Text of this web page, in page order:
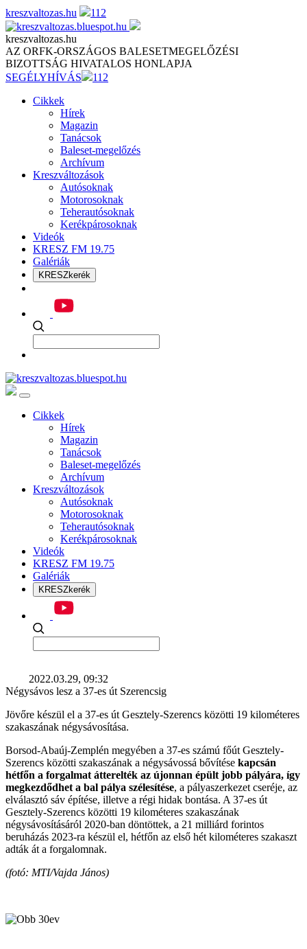
Skip
to
content
kreszvaltozas.hu 112
kreszvaltozas.hu
AZ ORFK-ORSZÁGOS BALESETMEGELŐZÉSI
BIZOTTSÁG HIVATALOS HONLAPJA
SEGÉLYHÍVÁS
112
Cikkek
Hírek
Magazin
Tanácsok
Baleset-megelőzés
Archívum
Kreszváltozások
Autósoknak
Motorosoknak
Teherautósoknak
Kerékpárosoknak
Videók
KRESZ FM 19.75
Galériák
KRESZkerék
Cikkek
Hírek
Magazin
Tanácsok
Baleset-megelőzés
Archívum
Kreszváltozások
Autósoknak
Motorosoknak
Teherautósoknak
Kerékpárosoknak
Videók
KRESZ FM 19.75
Galériák
KRESZkerék
2022.03.29, 09:32
Négysávos lesz a 37-es út Szerencsig
Jövőre készül el a 37-es út Gesztely-Szerencs közötti 19 kilométeres
szakaszának négysávosítása.
Borsod-Abaúj-Zemplén megyében a 37-es számú főút Gesztely-
Szerencs közötti szakaszának a négysávossá bővítése kapcsán
hétfőn a forgalmat átterelték az újonnan épült jobb pályára, így
megkezdődhet a bal pálya szélesítése, a pályaszerkezet cseréje, az
elválasztó sáv építése, illetve a régi hidak bontása. A 37-es út
Gesztely-Szerencs közötti 19 kilométeres szakaszának
négysávosításáról 2020-ban döntöttek, a 21 milliárd forintos
beruházás 2023-ra készül el, hétfőn az első hét kilométeres szakaszt
adták át a forgalomnak.
(fotó: MTI/Vajda János)